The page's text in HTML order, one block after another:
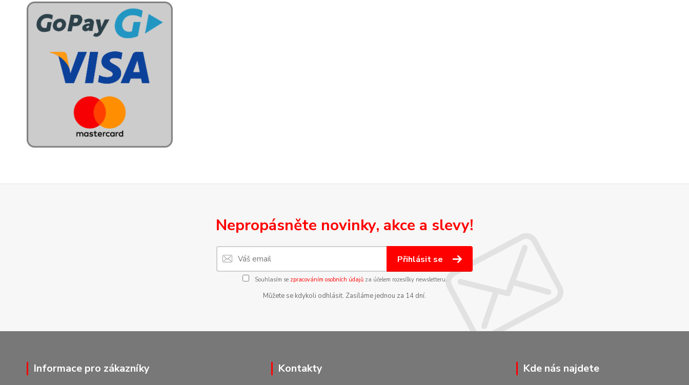
Nepropásněte novinky, akce a slevy!
Přihlásit se
Souhlasím se zpracováním osobních údajůza účelem rozesílky newsletteru.
Můžete se kdykoli odhlásit. Zasíláme jednou za 14 dní.
Informace pro zákazníky Kontakty Kde nás najdete